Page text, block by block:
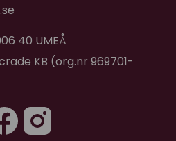
40 UMEÅ
KB (org.nr 969701-